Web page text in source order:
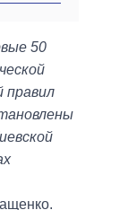
50
правил